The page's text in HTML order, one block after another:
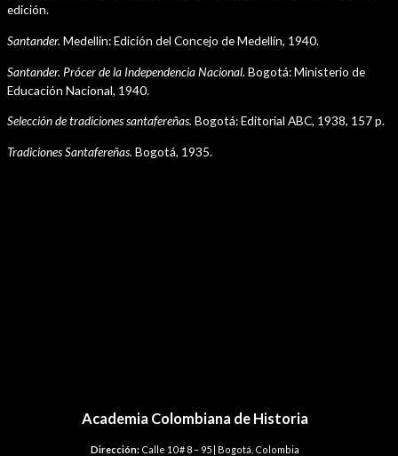
edición.
Santander. Medellín: Edición del Concejo de Medellín, 1940.
Santander. Prócer de la Independencia Nacional. Bogotá: Ministerio de
Educación Nacional, 1940.
Selección de tradiciones santafereñas. Bogotá: Editorial ABC, 1938, 157 p.
Tradiciones Santafereñas. Bogotá, 1935.
Academia Colombiana de Historia
Dirección:Calle 10 # 8 – 95 | Bogotá, Colombia